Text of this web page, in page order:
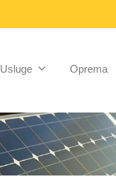
Usluge Oprema